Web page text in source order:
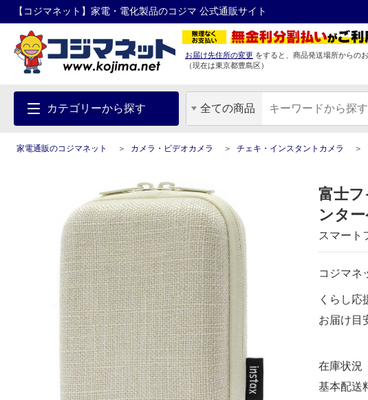
【コジマネット】家電・電化製品のコジマ 公式通販サイト
お届け先住所の変更 をすると、商品発送場所からの
（現在は東京都豊島区）
カテゴリーから探す 全ての商品
家電通販のコジマネット カメラ・ビデオカメラ チェキ・インスタントカメラ
富士
ンタ
スマート
コジマネ
くらし応
お届
在庫
基本